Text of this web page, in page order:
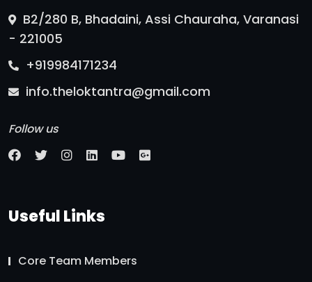
B2/280 B, Bhadaini, Assi Chauraha, Varanasi
- 221005
+919984171234
info.theloktantra@gmail.com
Follow us
Useful Links
Core Team Members